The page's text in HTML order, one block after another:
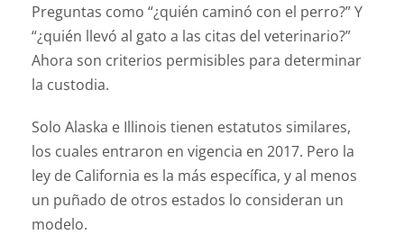
Preguntas como “¿quién caminó con el perro?” Y
“¿quién llevó al gato a las citas del veterinario?”
Ahora son criterios permisibles para determinar
la custodia.
Solo Alaska e Illinois tienen estatutos similares,
los cuales entraron en vigencia en 2017. Pero la
ley de California es la más específica, y al menos
un puñado de otros estados lo consideran un
modelo.